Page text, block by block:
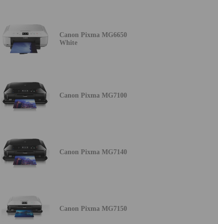
Canon Pixma MG6650
White
Canon Pixma MG7100
Canon Pixma MG7140
Canon Pixma MG7150